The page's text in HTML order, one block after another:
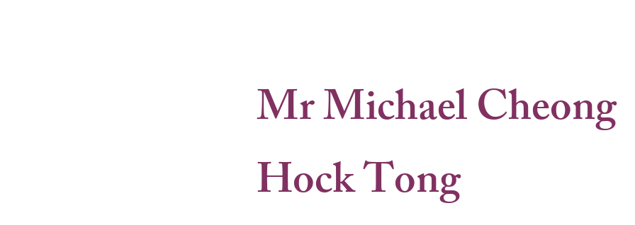
Mr Michael Cheong
Hock Tong